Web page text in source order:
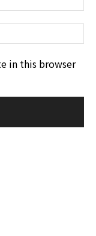
in this browser